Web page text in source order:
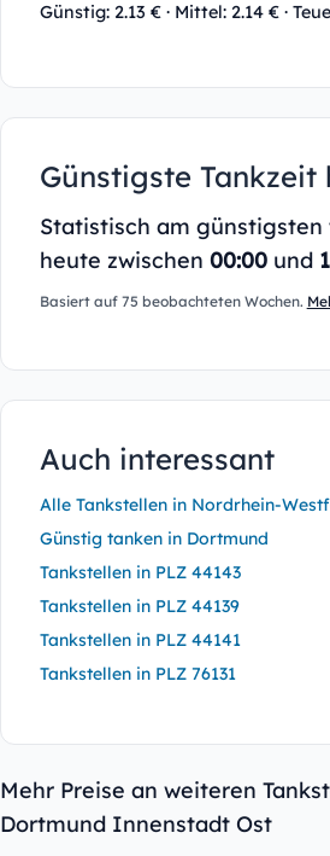
Günstig: 2.13 € · Mittel: 2.14 € ·
Günstigste Tankzeit
Statistisch am günstigsten
heute zwischen 00:00und
Basiert auf 75 beobachteten Wochen.
Auch interessant
Alle Tankstellen in Nordrhein-
Günstig tanken in Dortmund
Tankstellen in PLZ 44143
Tankstellen in PLZ 44139
Tankstellen in PLZ 44141
Tankstellen in PLZ 76131
Mehr Preise an weiteren
Dortmund Innenstadt Ost